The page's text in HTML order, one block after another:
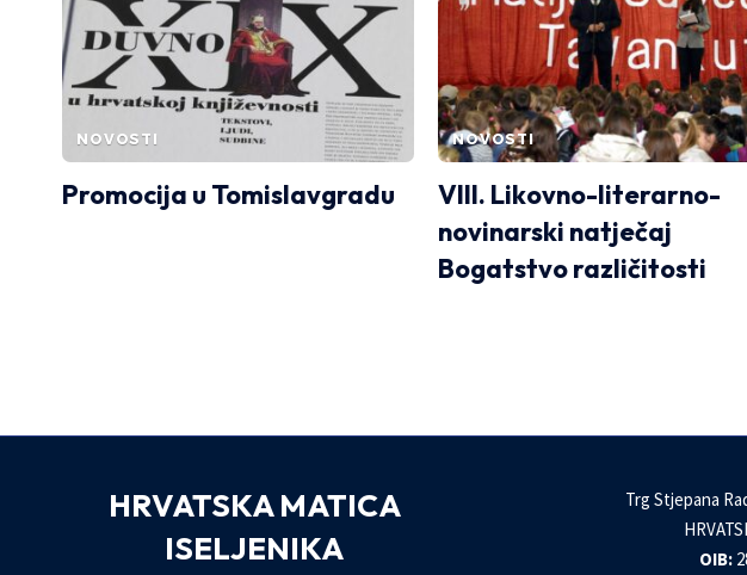
NOVOSTI
Promocija u Tomislavgradu
NOVOSTI
VIII. Likovno-literarno-
novinarski natječaj
Bogatstvo različitosti
HRVATSKA MATICA
ISELJENIKA
Trg Stjepana
OIB: